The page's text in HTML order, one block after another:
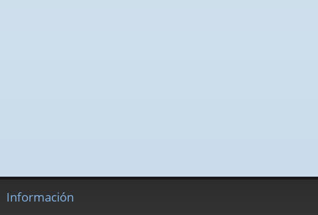
Información